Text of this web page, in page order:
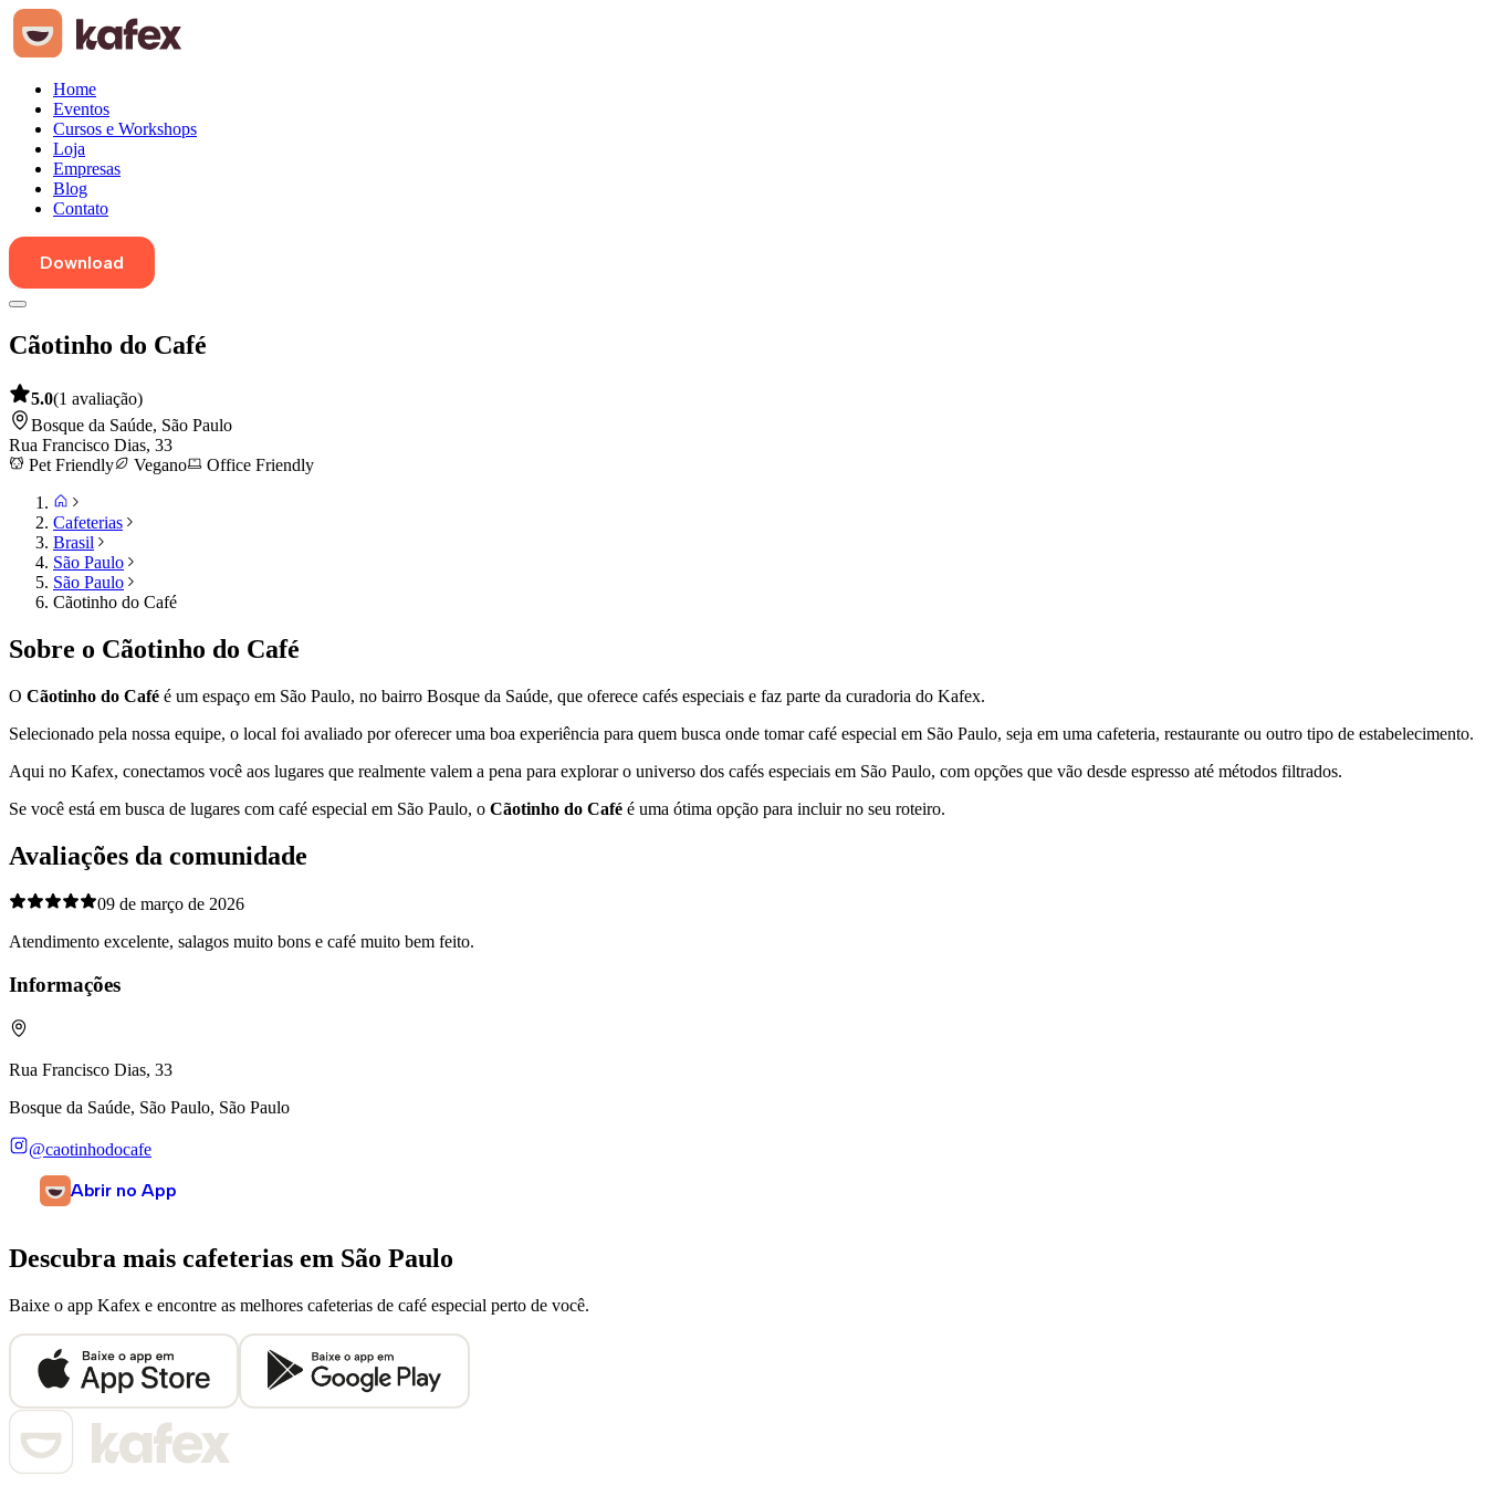
Home
Eventos
Cursos e Workshops
Loja
Empresas
Blog
Contato
Download
Cãotinho do Café
5.0(1 avaliação)
Bosque da Saúde, São Paulo
Rua Francisco Dias, 33
Pet Friendly
Vegano Office Friendly
Cafeterias
Brasil
São Paulo
São Paulo
Cãotinho do Café
Sobre o Cãotinho do Café
O Cãotinho do Café é um espaço em São Paulo, no bairro Bosque da Saúde, que oferece cafés especiais e faz parte da curadoria do Kafex.
Selecionado pela nossa equipe, o local foi avaliado por oferecer uma boa experiência para quem busca onde tomar café especial em São Paulo, seja em uma cafeteria, restaurante ou outro tipo de estabelecimento.
Aqui no Kafex, conectamos você aos lugares que realmente valem a pena para explorar o universo dos cafés especiais em São Paulo, com opções que vão desde espresso até métodos filtrados.
Se você está em busca de lugares com café especial em São Paulo, o Cãotinho do Café é uma ótima opção para incluir no seu roteiro.
Avaliações da comunidade
09 de março de 2026
Atendimento excelente, salagos muito bons e café muito bem feito.
Informações
Rua Francisco Dias, 33
Bosque da Saúde, São Paulo, São Paulo
@caotinhodocafe
Abrir no App
Descubra mais cafeterias em São Paulo
Baixe o app Kafex e encontre as melhores cafeterias de café especial perto de você.